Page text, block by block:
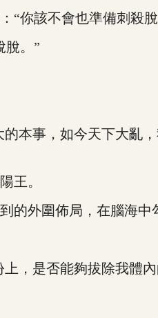
你該不會也準備刺殺
。”
本事，如今天下大亂
王。
外圍佈局，在腦海中
是否能夠拔除我體內